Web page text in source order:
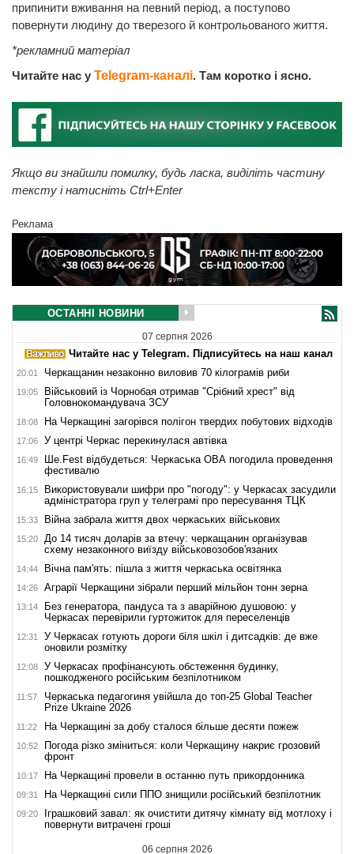
припинити вживання на певний період, а поступово
повернути людину до тверезого й контрольованого життя.
*рекламний матеріал
Читайте нас у Telegram-каналі. Там коротко і ясно.
Якщо ви знайшли помилку, будь ласка, виділіть частину
тексту і натисніть Ctrl+Enter
Реклама
ОСТАННІ НОВИНИ
07 серпня 2026
Читайте нас у Telegram. Підписуйтесь на наш канал
20:01 Черкащанин незаконно виловив 70 кілограмів риби
19:05
Військовий із Чорнобая отримав "Срібний хрест" від
Головнокомандувача ЗСУ
18:08 На Черкащині загорівся полігон твердих побутових відходів
17:06 У центрі Черкас перекинулася автівка
16:49
Ше.Fest відбудеться: Черкаська ОВА погодила проведення
фестивалю
16:15
Використовували шифри про "погоду": у Черкасах засудили
адміністратора груп у телеграмі про пересування ТЦК
15:33 Війна забрала життя двох черкаських військових
15:20
До 14 тисяч доларів за втечу: черкащанин організував
схему незаконного виїзду військовозобов'язаних
14:44 Вічна пам'ять: пішла з життя черкаська освітянка
14:26 Аграрії Черкащини зібрали перший мільйон тонн зерна
13:14
Без генератора, пандуса та з аварійною душовою: у
Черкасах перевірили гуртожиток для переселенців
12:31
У Черкасах готують дороги біля шкіл і дитсадків: де вже
оновили розмітку
12:08
У Черкасах профінансують обстеження будинку,
пошкодженого російським безпілотником
11:57
Черкаська педагогиня увійшла до топ-25 Global Teacher
Prize Ukraine 2026
11:22 На Черкащині за добу сталося більше десяти пожеж
10:52
Погода різко зміниться: коли Черкащину накриє грозовий
фронт
10:17 На Черкащині провели в останню путь прикордонника
09:31 На Черкащині сили ППО знищили російський безпілотник
09:20
Іграшковий завал: як очистити дитячу кімнату від мотлоху і
повернути витрачені гроші
06 серпня 2026